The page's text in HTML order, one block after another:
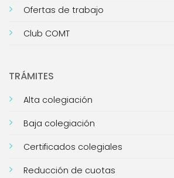
Ofertas de trabajo
Club COMT
TRÁMITES
Alta colegiación
Baja colegiación
Certificados colegiales
Reducción de cuotas